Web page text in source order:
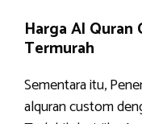
Harga Al
Termurah
Sementara itu,
alquran custom